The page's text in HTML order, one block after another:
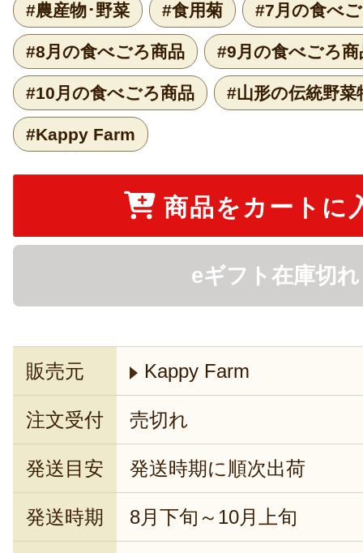
#農産物･野菜 #食用菊 #7月の食べ
#8月の食べごろ商品 #9月の食べごろ商
#10月の食べごろ商品 #山形の伝統野菜
#Kappy Farm
商品をカートに
eギフト在庫切れ
販売元 Kappy Farm
注文受付 売切れ
発送目安 発送時期に順次出荷
発送時期 8月下旬～10月上旬